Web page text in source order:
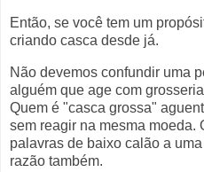
Então, se você tem um
criando casca desde já.
Não devemos confundir uma
alguém que age com
Quem é "casca grossa"
sem reagir na mesma moeda.
palavras de baixo calão a
razão também.